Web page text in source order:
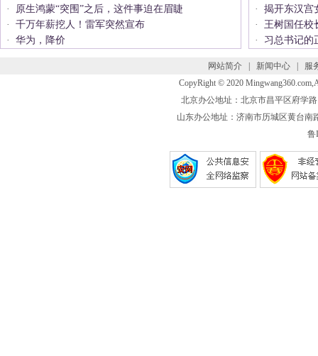
· 原生鸿蒙“突围”之后，这件事迫在眉睫
· 千万年薪挖人！雷军突然宣布
· 华为，降价
· 揭开东汉宫
· 王树国任校
· 习总书记的
网站简介 新闻中心
服
CopyRight © 2020
北京办公地址：北京市昌平区府学
山东办公地址：济南市历城区黄台南
鲁